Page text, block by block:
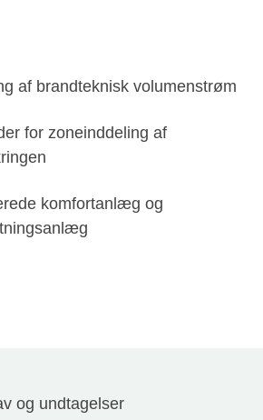
af brandteknisk volumenstrøm
for zoneinddeling af
komfortanlæg og
og undtagelser